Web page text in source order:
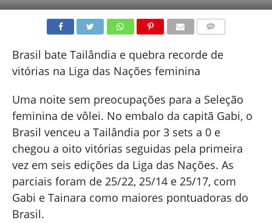
Brasil bate Tailândia e quebra recorde de
vitórias na Liga das Nações feminina
Uma noite sem preocupações para a Seleção
feminina de vôlei. No embalo da capitã Gabi, o
Brasil venceu a Tailândia por 3 sets a 0 e
chegou a oito vitórias seguidas pela primeira
vez em seis edições da Liga das Nações. As
parciais foram de 25/22, 25/14 e 25/17, com
Gabi e Tainara como maiores pontuadoras do
Brasil.